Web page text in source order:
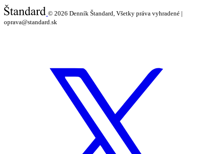
© 2026 Denník Štandard, Všetky práva vyhradené |
oprava@standard.sk